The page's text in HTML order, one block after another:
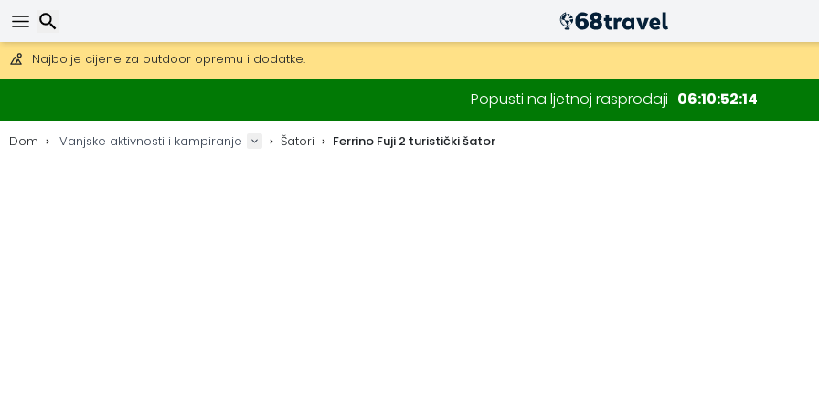
Besplatna dostava za narudžbe iznad 149 €.
Mogućnost slanja DHL Expressom (dostava unutar 24 sata)
30 dana za povrat, 90 dana za drvene karte i dekoracije.
Popusti na ljetnoj rasprodaji 06 10 52 13
Dom Vanjske aktivnosti i kampiranje Šatori Ferrino Fuji 2 turistički šator